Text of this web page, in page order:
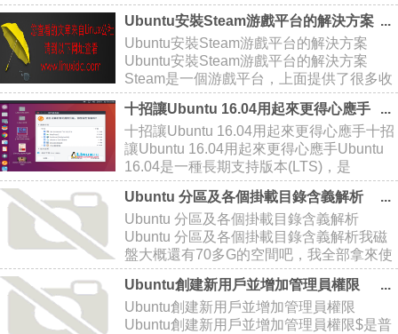
ubuntu-16.04-desktop-amd64.iso文件後，
使用u盤啟動盤制作工具：Win3
Ubuntu安裝Steam游戲平台的解決方案
Ubuntu安裝Steam游戲平台的解決方案
Ubuntu安裝Steam游戲平台的解決方案
Steam是一個游戲平台，上面提供了很多收
費和免費的游戲，在安裝的過程中遇到了一
些問題，所以把自己遇到的問題及解決方案
分享出來供大家參考。 第一步：Ubuntu安
十招讓Ubuntu 16.04用起來更得心應手
十招讓Ubuntu 16.04用起來更得心應手十招
讓Ubuntu 16.04用起來更得心應手Ubuntu
16.04是一種長期支持版本(LTS)，是
Canonical承諾發布五年的更新版。也就是
說，你可以讓這個版本在電腦上運行五年！
這樣一來，一開始
Ubuntu 分區及各個掛載目錄含義解析
Ubuntu 分區及各個掛載目錄含義解析
Ubuntu 分區及各個掛載目錄含義解析我磁
盤大概還有70多G的空間吧，我全部拿來使
用的。真實的雙系統哦。一般來講，Linux
系統分區最少要包括/和/swap兩個。這樣據
說會影響性能，沒有這樣安裝過，就無從考
證
Ubuntu創建新用戶並增加管理員權限
Ubuntu創建新用戶並增加管理員權限
Ubuntu創建新用戶並增加管理員權限$是普